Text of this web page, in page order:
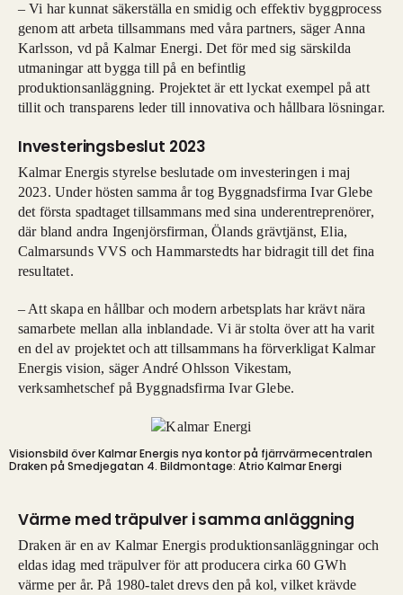
– Vi har kunnat säkerställa en smidig och effektiv byggprocess
genom att arbeta tillsammans med våra partners, säger Anna
Karlsson, vd på Kalmar Energi. Det för med sig särskilda
utmaningar att bygga till på en befintlig
produktionsanläggning. Projektet är ett lyckat exempel på att
tillit och transparens leder till innovativa och hållbara lösningar.
Investeringsbeslut 2023
Kalmar Energis styrelse beslutade om investeringen i maj
2023. Under hösten samma år tog Byggnadsfirma Ivar Glebe
det första spadtaget tillsammans med sina underentreprenörer,
där bland andra Ingenjörsfirman, Ölands grävtjänst, Elia,
Calmarsunds VVS och Hammarstedts har bidragit till det fina
resultatet.
– Att skapa en hållbar och modern arbetsplats har krävt nära
samarbete mellan alla inblandade. Vi är stolta över att ha varit
en del av projektet och att tillsammans ha förverkligat Kalmar
Energis vision, säger André Ohlsson Vikestam,
verksamhetschef på Byggnadsfirma Ivar Glebe.
Visionsbild över Kalmar Energis nya kontor på fjärrvärmecentralen
Draken på Smedjegatan 4. Bildmontage: Atrio Kalmar Energi
Värme med träpulver i samma anläggning
Draken är en av Kalmar Energis produktionsanläggningar och
eldas idag med träpulver för att producera cirka 60 GWh
värme per år. På 1980-talet drevs den på kol, vilket krävde